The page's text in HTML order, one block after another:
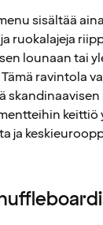
sisältää
ruokalajeja
lounaan tai
ravintola
skandinaavisen
keittiö
ja